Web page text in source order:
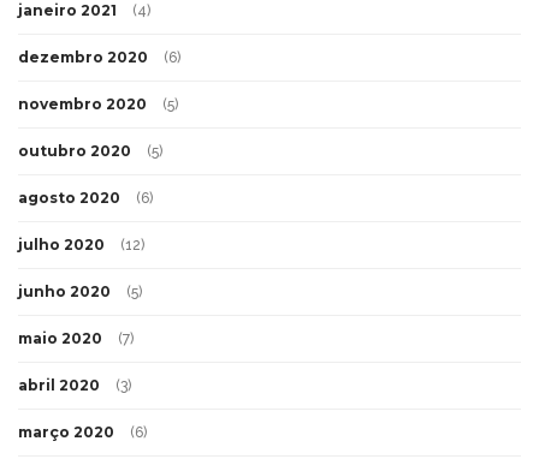
janeiro 2021 (4)
dezembro 2020 (6)
novembro 2020 (5)
outubro 2020 (5)
agosto 2020 (6)
julho 2020 (12)
junho 2020 (5)
maio 2020 (7)
abril 2020 (3)
março 2020 (6)